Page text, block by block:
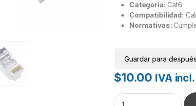
Categoría: Cat6.
Compatibilidad:
Normativas:
Guardar para después
$10.00 IVA incl.
Plug modular RJ45